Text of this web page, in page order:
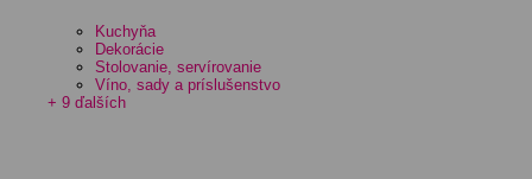
Kuchyňa
Dekorácie
Stolovanie, servírovanie
Víno, sady a príslušenstvo
+ 9 ďalších